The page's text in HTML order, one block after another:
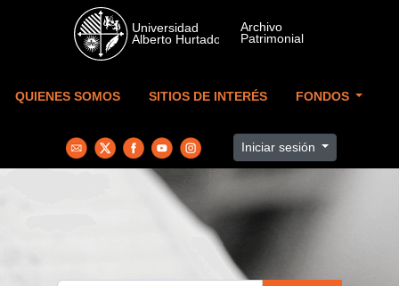
Skip to main content
QUIENES SOMOS SITIOS DE INTERÉS FONDOS
Iniciar sesión